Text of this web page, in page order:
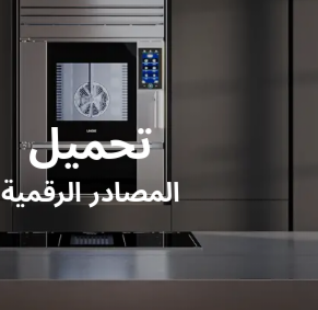
تحميل
المصادر الرقمية